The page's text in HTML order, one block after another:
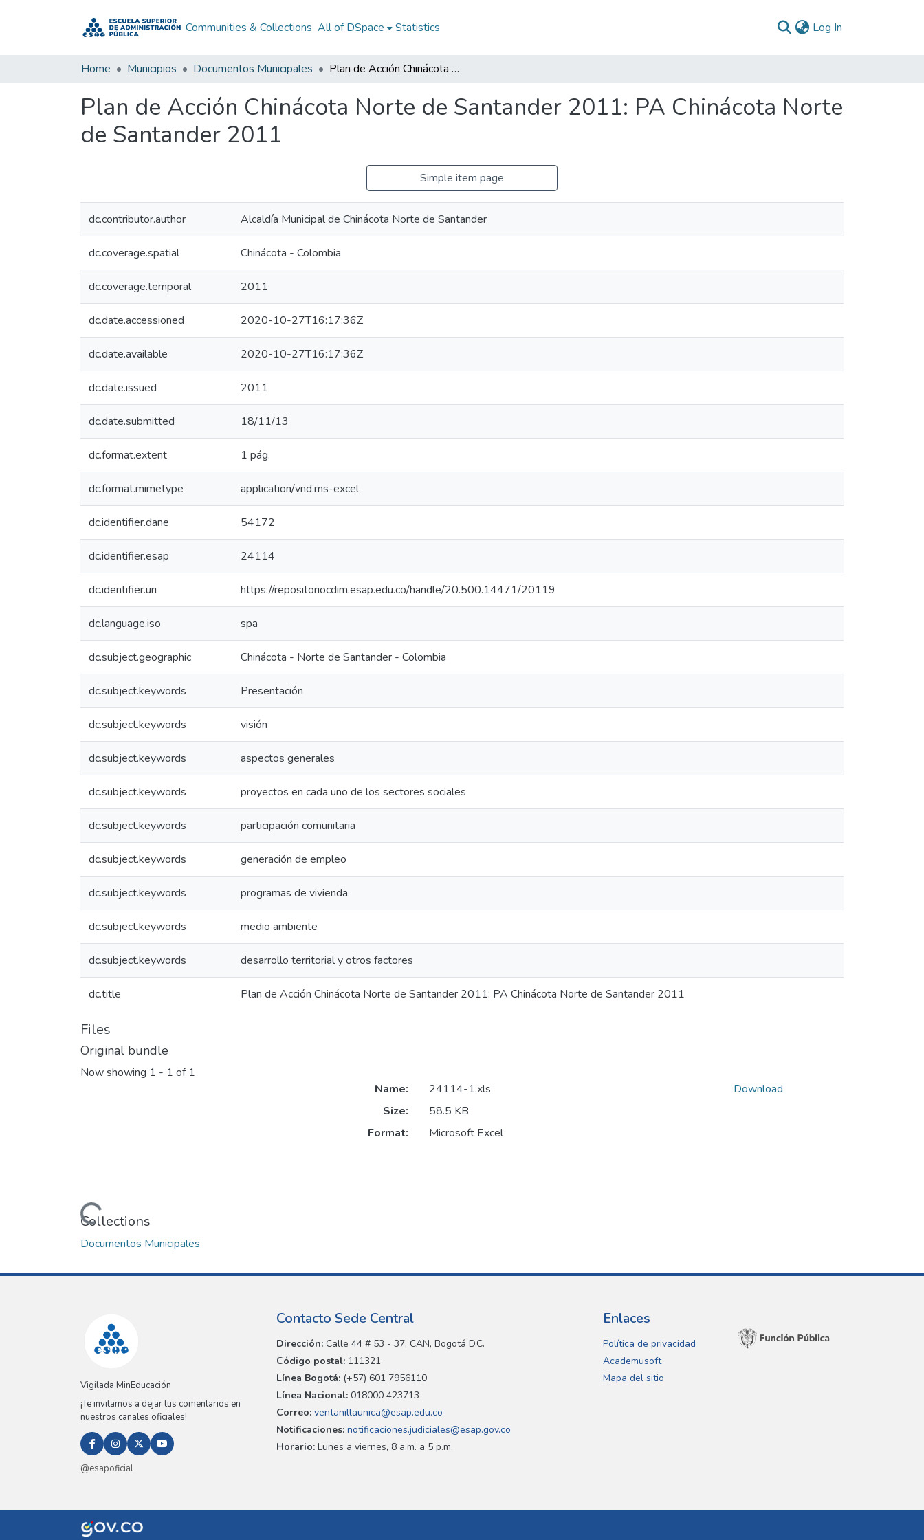
Communities & Collections All of DSpace Statistics Log In
Home Municipios Documentos Municipales Plan de Acción Chinácota Norte de Santander 2011: PA Chinácota Norte de Santander 2011
Plan de Acción Chinácota Norte de Santander 2011: PA Chinácota Norte
de Santander 2011
Simple item page
dc.contributor.author Alcaldía Municipal de Chinácota Norte de Santander
dc.coverage.spatial Chinácota - Colombia
dc.coverage.temporal 2011
dc.date.accessioned 2020-10-27T16:17:36Z
dc.date.available 2020-10-27T16:17:36Z
dc.date.issued 2011
dc.date.submitted 18/11/13
dc.format.extent 1 pág.
dc.format.mimetype application/vnd.ms-excel
dc.identifier.dane 54172
dc.identifier.esap 24114
dc.identifier.uri https://repositoriocdim.esap.edu.co/handle/20.500.14471/20119
dc.language.iso spa
dc.subject.geographic Chinácota - Norte de Santander - Colombia
dc.subject.keywords Presentación
dc.subject.keywords visión
dc.subject.keywords aspectos generales
dc.subject.keywords proyectos en cada uno de los sectores sociales
dc.subject.keywords participación comunitaria
dc.subject.keywords generación de empleo
dc.subject.keywords programas de vivienda
dc.subject.keywords medio ambiente
dc.subject.keywords desarrollo territorial y otros factores
dc.title Plan de Acción Chinácota Norte de Santander 2011: PA Chinácota Norte de Santander 2011
Files
Original bundle
Now showing 1 - 1 of 1
Loading...
Name:
24114-1.xls
Size:
58.5 KB
Format:
Microsoft Excel
Download
Collections
Documentos Municipales
Vigilada MinEducación
¡Te invitamos a dejar tus comentarios en
nuestros canales oficiales!
@esapoficial
Contacto Sede Central
Dirección: Calle 44 # 53 - 37, CAN, Bogotá D.C.
Código postal: 111321
Línea Bogotá: (+57) 601 7956110
Línea Nacional: 018000 423713
Correo: ventanillaunica@esap.edu.co
Notificaciones: notificaciones.judiciales@esap.gov.co
Horario: Lunes a viernes, 8 a.m. a 5 p.m.
Enlaces
Política de privacidad
Academusoft
Mapa del sitio